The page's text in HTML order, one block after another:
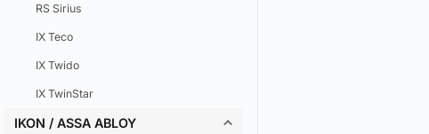
RS Sirius
IX Teco
IX Twido
IX TwinStar
IKON / ASSA ABLOY